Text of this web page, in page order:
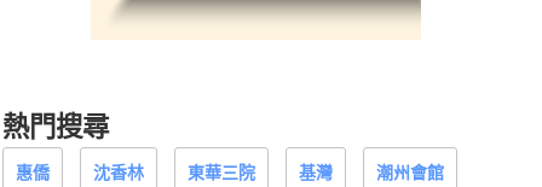
熱門搜尋
惠僑 沈香林 東華三院 基灣 潮州會館